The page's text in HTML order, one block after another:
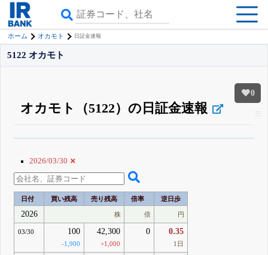
ホーム オカモト 日証金速報
0
5122 オカモト
オカモト（5122）の日証金速報
見られる
登録すると永久30%OFFと米株版の先行利用も付きます
2026/03/30
日付 買い残高 売り残高 倍率 逆日歩
2026 株 倍 円
03/30 100
-1,900
42,300
+1,000
0 0.35
1日